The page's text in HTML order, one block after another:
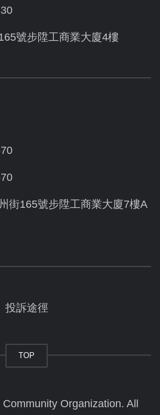
號步陞工商業大廈4樓
街165號步陞工商業大廈7樓A
投訴途徑
TOP
Organization. All